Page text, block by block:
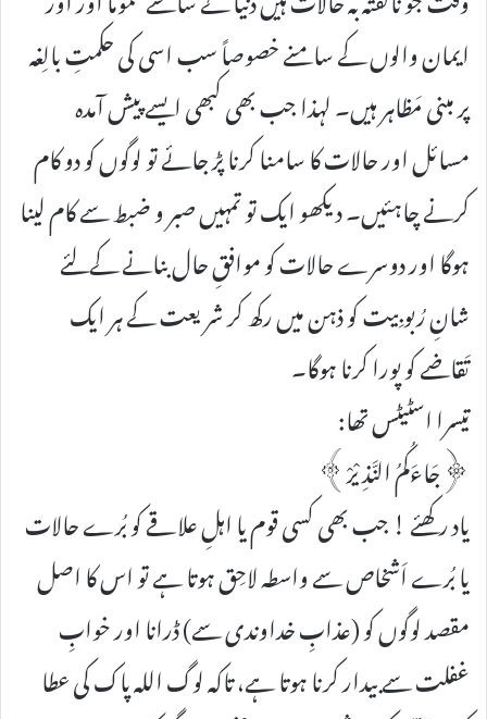
ایمان والوں کے سامنے خصوصاً سب اسی کی حکمتِ بالِغہ
پر مبنی مَظاہر ہیں۔ لہذا جب بھی کبھی ایسے پیش آمدہ
مسائل اور حالات کا سامنا کرنا پڑ جائے تو لوگوں کو دو کام
کرنے چاہئیں۔ دیکھو ایک تو تمہیں صبر و ضبط سے کام لینا
ہوگا اور دوسرے حالات کو موافقِ حال بنانے کےلئے
شانِ رُبوبِیت کو ذہن میں رکھ کر شریعت کے ہر ایک
تَقاضے کو پورا کرنا ہوگا۔
تیسرا اسٹیٹس تھا:
﴿جَاءَکُمُ النَّذِیْرْ﴾
یاد رکھئے ! جب بھی کسی قوم یا اہلِ علاقے کو بُرے حالات
یا بُرے اَشخاص سے واسطہ لاحِق ہوتا ہے تو اس کا اصل
مقصد لوگوں کو (عذابِ خداوندی سے) ڈرانا اور خوابِ
غفلت سے بیدار کرنا ہوتا ہے، تاکہ لوگ اللہ پاک کی عطا